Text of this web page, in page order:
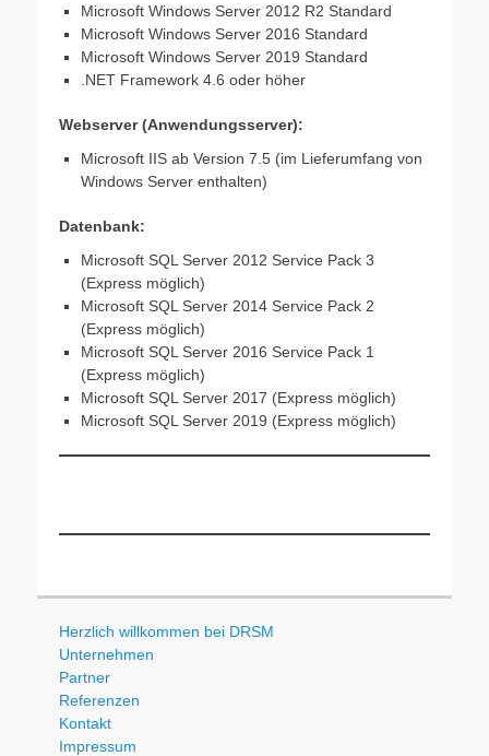
Microsoft Windows Server 2012 R2 Standard
Microsoft Windows Server 2016 Standard
Microsoft Windows Server 2019 Standard
.NET Framework 4.6 oder höher
Webserver (Anwendungsserver):
Microsoft IIS ab Version 7.5 (im Lieferumfang von
Windows Server enthalten)
Datenbank:
Microsoft SQL Server 2012 Service Pack 3
(Express möglich)
Microsoft SQL Server 2014 Service Pack 2
(Express möglich)
Microsoft SQL Server 2016 Service Pack 1
(Express möglich)
Microsoft SQL Server 2017 (Express möglich)
Microsoft SQL Server 2019 (Express möglich)
Herzlich willkommen bei DRSM
Unternehmen
Partner
Referenzen
Kontakt
Impressum